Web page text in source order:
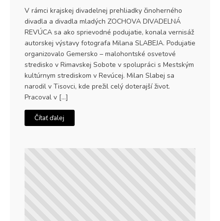
V rámci krajskej divadelnej prehliadky činoherného
divadla a divadla mladých ZOCHOVA DIVADELNÁ
REVÚCA sa ako sprievodné podujatie, konala vernisáž
autorskej výstavy fotografa Milana SLABEJA. Podujatie
organizovalo Gemersko – malohontské osvetové
stredisko v Rimavskej Sobote v spolupráci s Mestským
kultúrnym strediskom v Revúcej. Milan Slabej sa
narodil v Tisovci, kde prežil celý doterajší život.
Pracoval v […]
Čítať ďalej